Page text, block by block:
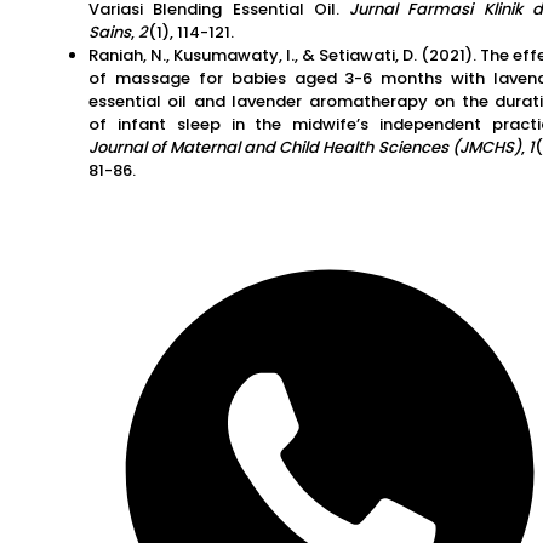
Variasi Blending Essential Oil. Jurnal Farmasi Klinik
Sains,2(1), 114-121.
Raniah, N., Kusumawaty, I., & Setiawati, D. (2021). The
of massage for babies aged 3-6 months with
essential oil and lavender aromatherapy on the
of infant sleep in the midwife’s independent
Journal of Maternal and Child Health Sciences (JMCHS), 1
81-86.